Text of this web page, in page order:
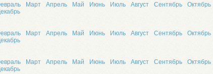
Март Апрель Май Июнь Июль Август Сентябрь
Октябрь
Март Апрель Май Июнь Июль Август Сентябрь
Октябрь
Март Апрель Май Июнь Июль Август Сентябрь
Октябрь